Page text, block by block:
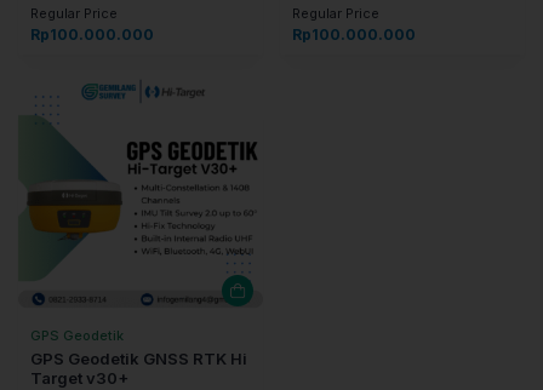
Regular Price
Rp100.000.000
Regular Price
Rp100.000.000
GPS Geodetik
GPS Geodetik GNSS RTK Hi
Target v30+